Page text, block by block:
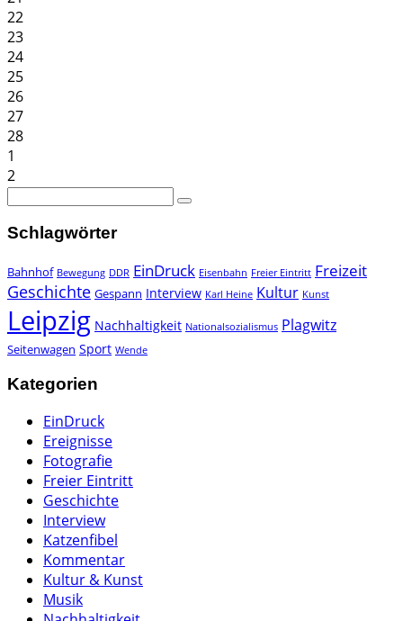
22
23
24
25
26
27
28
1
2
Schlagwörter
Bahnhof Bewegung DDR EinDruck Eisenbahn Freier Eintritt Freizeit
Geschichte Gespann Interview Karl Heine Kultur Kunst
Leipzig Nachhaltigkeit Nationalsozialismus Plagwitz
Seitenwagen Sport Wende
Kategorien
EinDruck
Ereignisse
Fotografie
Freier Eintritt
Geschichte
Interview
Katzenfibel
Kommentar
Kultur & Kunst
Musik